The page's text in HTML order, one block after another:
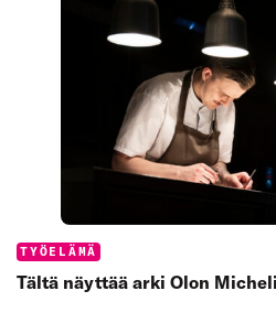
Categories:
TYÖELÄMÄ
Tältä näyttää arki Olon